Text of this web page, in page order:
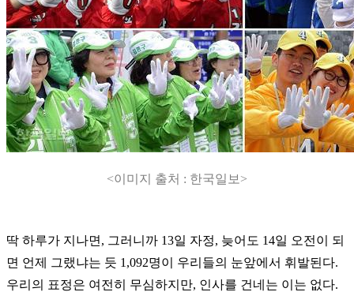
<이미지 출처 : 한국일보>
딱 하루가 지나면, 그러니까 13일 자정, 늦어도 14일 오전이 되
면 언제 그랬냐는 듯 1,092명이 우리들의 눈앞에서 휘발된다.
우리의 표정은 여전히 무심하지만, 인사를 건네는 이는 없다.